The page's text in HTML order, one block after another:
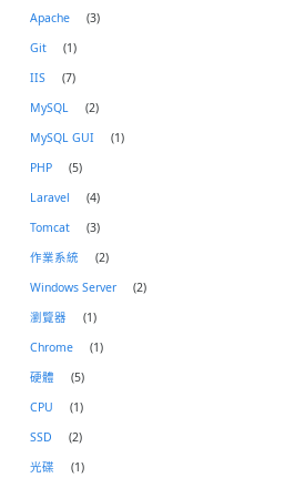
Apache
(3)
Git
(1)
IIS
(7)
MySQL
(2)
MySQL GUI
(1)
PHP
(5)
Laravel
(4)
Tomcat
(3)
作業系統
(2)
Windows Server
(2)
瀏覽器
(1)
Chrome
(1)
硬體
(5)
CPU
(1)
SSD
(2)
光碟
(1)